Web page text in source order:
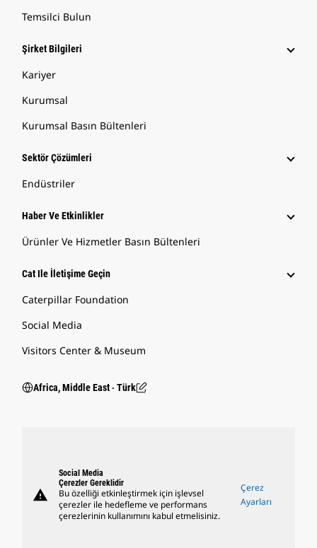
Temsilci Bulun
Şirket Bilgileri
Kariyer
Kurumsal
Kurumsal Basın Bültenleri
Sektör Çözümleri
Endüstriler
Haber Ve Etkinlikler
Ürünler Ve Hizmetler Basın Bültenleri
Cat Ile İletişime Geçin
Caterpillar Foundation
Social Media
Visitors Center & Museum
Africa, Middle East ‧ Türk
warning
Social Media
Çerezler Gereklidir
Bu özelliği etkinleştirmek için işlevsel
çerezler ile hedefleme ve performans
çerezlerinin kullanımını kabul etmelisiniz.
Çerez
Ayarları